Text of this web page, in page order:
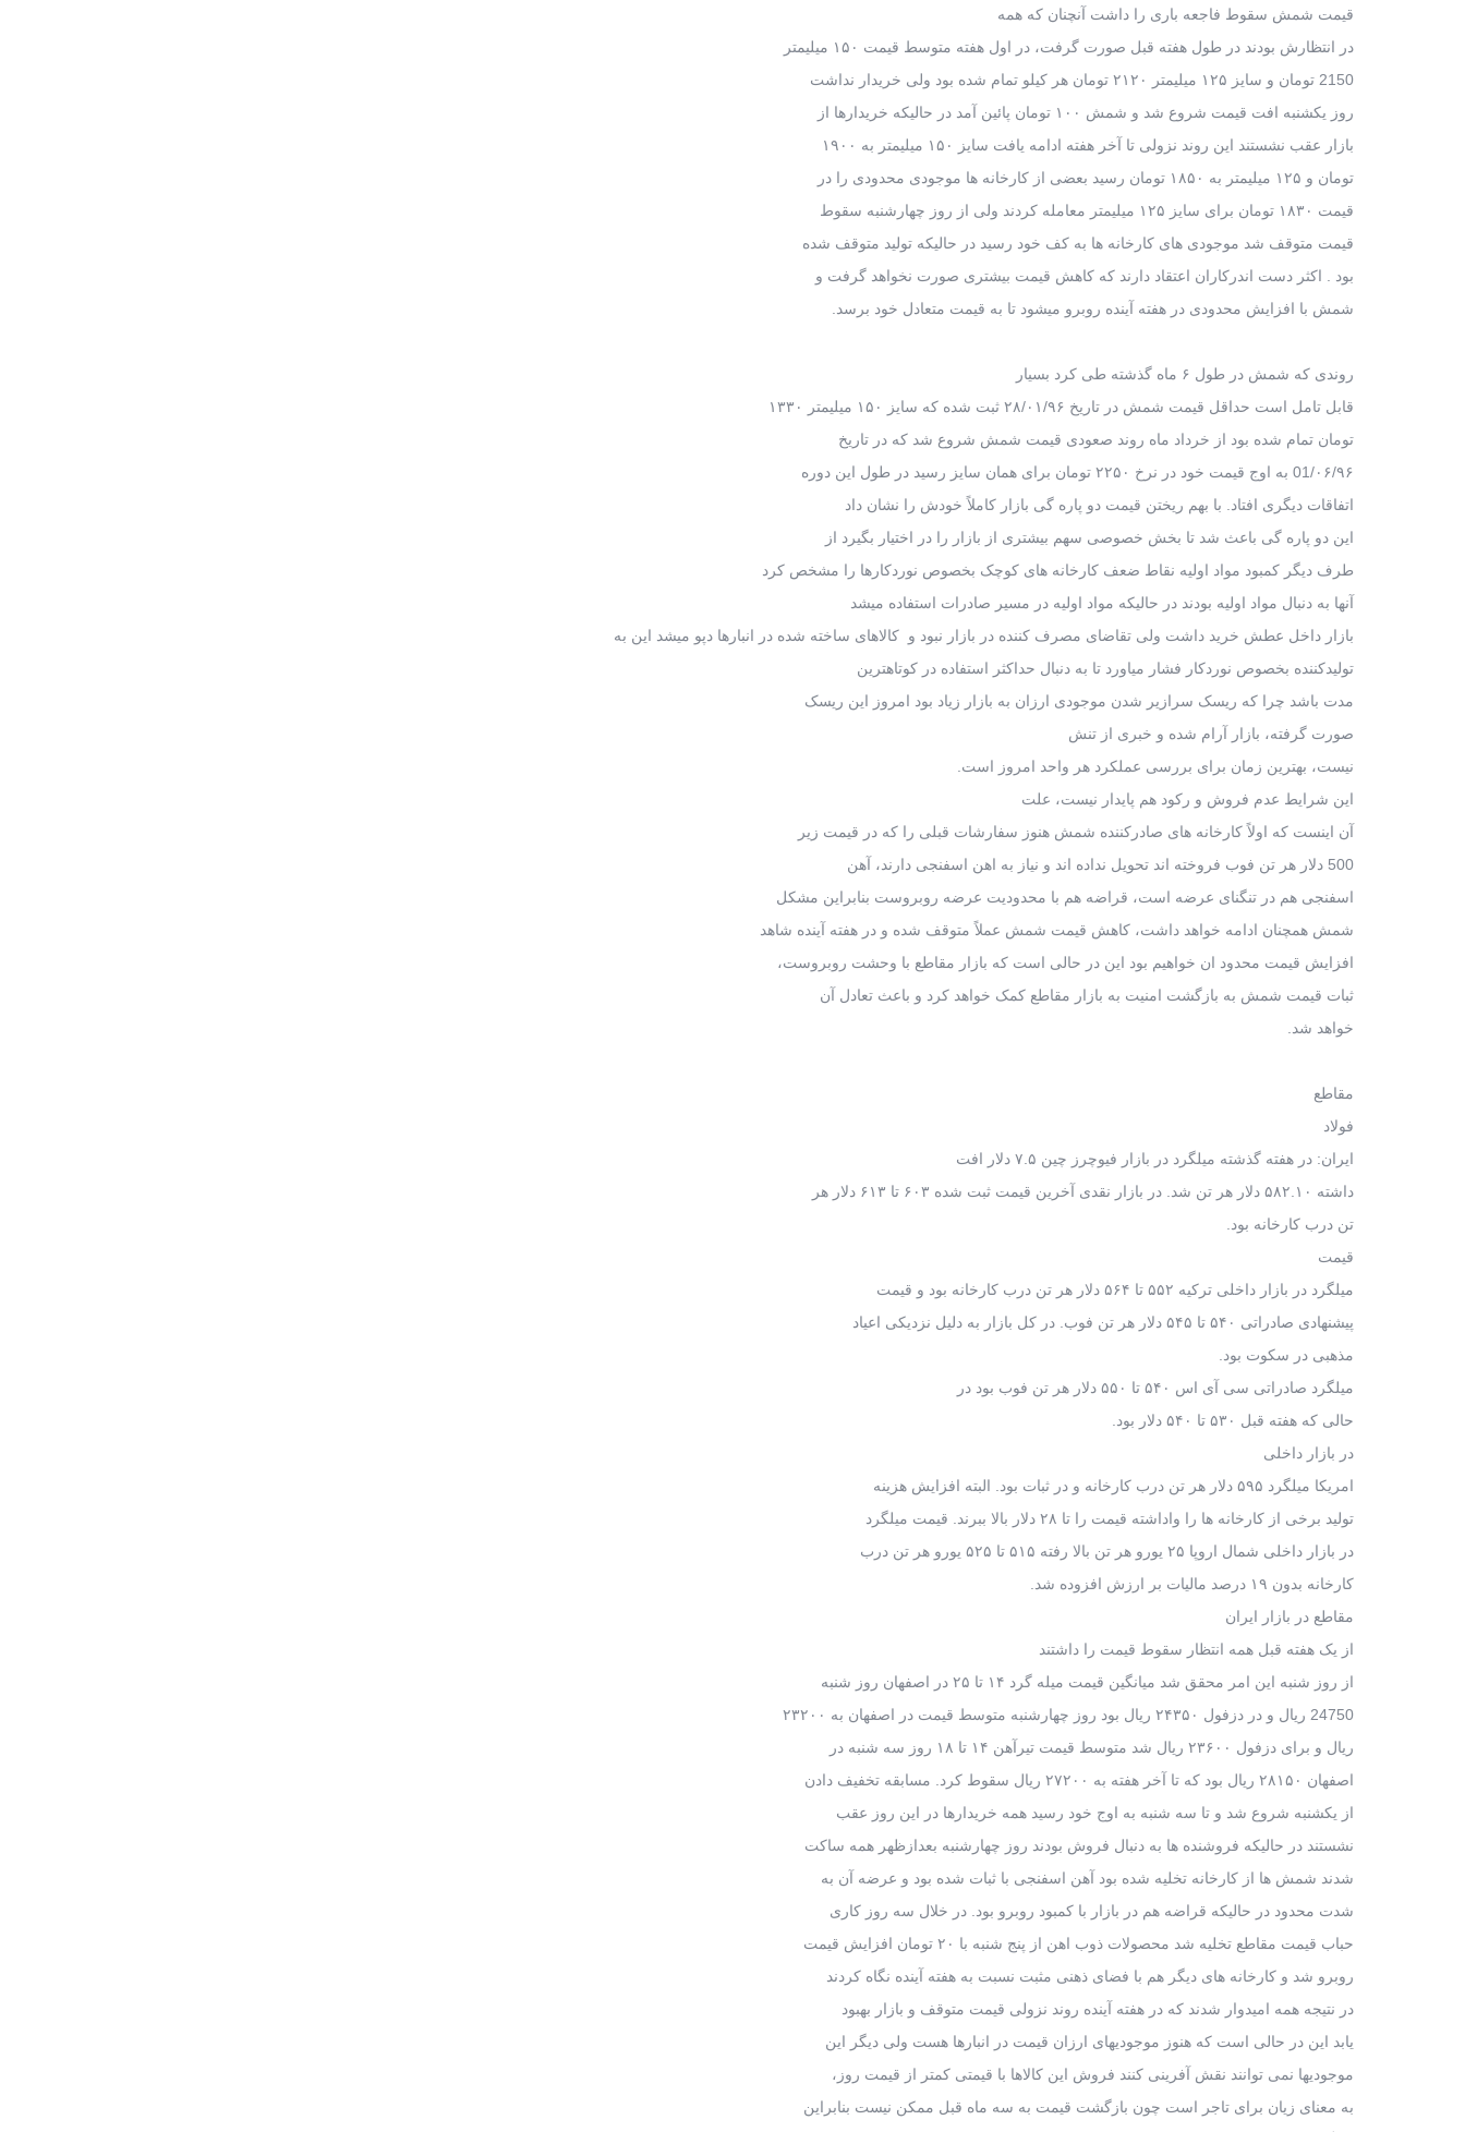
قیمت شمش سقوط فاجعه باری را داشت آنچنان که همه
در انتظارش بودند در طول هفته قبل صورت گرفت، در اول هفته متوسط قیمت ۱۵۰ میلیمتر
2150 تومان و سایز ۱۲۵ میلیمتر ۲۱۲۰ تومان هر کیلو تمام شده بود ولی خریدار نداشت
روز یکشنبه افت قیمت شروع شد و شمش ۱۰۰ تومان پائین آمد در حالیکه خریدارها از
بازار عقب نشستند این روند نزولی تا آخر هفته ادامه یافت سایز ۱۵۰ میلیمتر به ۱۹۰۰
تومان و ۱۲۵ میلیمتر به ۱۸۵۰ تومان رسید بعضی از کارخانه ها موجودی محدودی را در
قیمت ۱۸۳۰ تومان برای سایز ۱۲۵ میلیمتر معامله کردند ولی از روز چهارشنبه سقوط
قیمت متوقف شد موجودی های کارخانه ها به کف خود رسید در حالیکه تولید متوقف شده
بود . اکثر دست اندرکاران اعتقاد دارند که کاهش قیمت بیشتری صورت نخواهد گرفت و
شمش با افزایش محدودی در هفته آینده روبرو میشود تا به قیمت متعادل خود برسد.
روندی که شمش در طول ۶ ماه گذشته طی کرد بسیار
قابل تامل است حداقل قیمت شمش در تاریخ ۲۸/۰۱/۹۶ ثبت شده که سایز ۱۵۰ میلیمتر ۱۳۳۰
تومان تمام شده بود از خرداد ماه روند صعودی قیمت شمش شروع شد که در تاریخ
01/۰۶/۹۶ به اوج قیمت خود در نرخ ۲۲۵۰ تومان برای همان سایز رسید در طول این دوره
اتفاقات دیگری افتاد. با بهم ریختن قیمت دو پاره گی بازار کاملاً خودش را نشان داد
این دو پاره گی باعث شد تا بخش خصوصی سهم بیشتری از بازار را در اختیار بگیرد از
طرف دیگر کمبود مواد اولیه نقاط ضعف کارخانه های کوچک بخصوص نوردکارها را مشخص کرد
آنها به دنبال مواد اولیه بودند در حالیکه مواد اولیه در مسیر صادرات استفاده میشد
بازار داخل عطش خرید داشت ولی تقاضای مصرف کننده در بازار نبود و کالاهای ساخته شده در انبارها دپو میشد این به
تولیدکننده بخصوص نوردکار فشار میاورد تا به دنبال حداکثر استفاده در کوتاهترین
مدت باشد چرا که ریسک سرازیر شدن موجودی ارزان به بازار زیاد بود امروز این ریسک
صورت گرفته، بازار آرام شده و خبری از تنش
نیست، بهترین زمان برای بررسی عملکرد هر واحد امروز است.
این شرایط عدم فروش و رکود هم پایدار نیست، علت
آن اینست که اولاً کارخانه های صادرکننده شمش هنوز سفارشات قبلی را که در قیمت زیر
500 دلار هر تن فوب فروخته اند تحویل نداده اند و نیاز به اهن اسفنجی دارند، آهن
اسفنجی هم در تنگنای عرضه است، قراضه هم با محدودیت عرضه روبروست بنابراین مشکل
شمش همچنان ادامه خواهد داشت، کاهش قیمت شمش عملاً متوقف شده و در هفته آینده شاهد
افزایش قیمت محدود ان خواهیم بود این در حالی است که بازار مقاطع با وحشت روبروست،
ثبات قیمت شمش به بازگشت امنیت به بازار مقاطع کمک خواهد کرد و باعث تعادل آن
خواهد شد.
مقاطع
فولاد
ایران: در هفته گذشته میلگرد در بازار فیوچرز چین ۷.۵ دلار افت
داشته ۵۸۲.۱۰ دلار هر تن شد. در بازار نقدی آخرین قیمت ثبت شده ۶۰۳ تا ۶۱۳ دلار هر
تن درب کارخانه بود.
قیمت
میلگرد در بازار داخلی ترکیه ۵۵۲ تا ۵۶۴ دلار هر تن درب کارخانه بود و قیمت
پیشنهادی صادراتی ۵۴۰ تا ۵۴۵ دلار هر تن فوب. در کل بازار به دلیل نزدیکی اعیاد
مذهبی در سکوت بود.
میلگرد صادراتی سی آی اس ۵۴۰ تا ۵۵۰ دلار هر تن فوب بود در
حالی که هفته قبل ۵۳۰ تا ۵۴۰ دلار بود.
در بازار داخلی
امریکا میلگرد ۵۹۵ دلار هر تن درب کارخانه و در ثبات بود. البته افزایش هزینه
تولید برخی از کارخانه ها را واداشته قیمت را تا ۲۸ دلار بالا ببرند. قیمت میلگرد
در بازار داخلی شمال اروپا ۲۵ یورو هر تن بالا رفته ۵۱۵ تا ۵۲۵ یورو هر تن درب
کارخانه بدون ۱۹ درصد مالیات بر ارزش افزوده شد.
مقاطع در بازار ایران
از یک هفته قبل همه انتظار سقوط قیمت را داشتند
از روز شنبه این امر محقق شد میانگین قیمت میله گرد ۱۴ تا ۲۵ در اصفهان روز شنبه
24750 ریال و در دزفول ۲۴۳۵۰ ریال بود روز چهارشنبه متوسط قیمت در اصفهان به ۲۳۲۰۰
ریال و برای دزفول ۲۳۶۰۰ ریال شد متوسط قیمت تیرآهن ۱۴ تا ۱۸ روز سه شنبه در
اصفهان ۲۸۱۵۰ ریال بود که تا آخر هفته به ۲۷۲۰۰ ریال سقوط کرد. مسابقه تخفیف دادن
از یکشنبه شروع شد و تا سه شنبه به اوج خود رسید همه خریدارها در این روز عقب
نشستند در حالیکه فروشنده ها به دنبال فروش بودند روز چهارشنبه بعدازظهر همه ساکت
شدند شمش ها از کارخانه تخلیه شده بود آهن اسفنجی با ثبات شده بود و عرضه آن به
شدت محدود در حالیکه قراضه هم در بازار با کمبود روبرو بود. در خلال سه روز کاری
حباب قیمت مقاطع تخلیه شد محصولات ذوب اهن از پنج شنبه با ۲۰ تومان افزایش قیمت
روبرو شد و کارخانه های دیگر هم با فضای ذهنی مثبت نسبت به هفته آینده نگاه کردند
در نتیجه همه امیدوار شدند که در هفته آینده روند نزولی قیمت متوقف و بازار بهبود
یابد این در حالی است که هنوز موجودیهای ارزان قیمت در انبارها هست ولی دیگر این
موجودیها نمی توانند نقش آفرینی کنند فروش این کالاها با قیمتی کمتر از قیمت روز،
به معنای زیان برای تاجر است چون بازگشت قیمت به سه ماه قبل ممکن نیست بنابراین